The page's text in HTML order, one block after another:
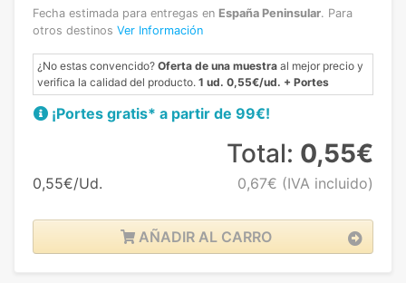
Fecha estimada para entregas en España Peninsular. Para
otros destinos Ver Información
¿No estas convencido? Oferta de una muestra al mejor precio y
verifica la calidad del producto. 1 ud. 0,55€/ud. + Portes
¡Portes gratis* a partir de 99€!
0,55€/Ud.
Total: 0,55€
0,67€ (IVA incluido)
AÑADIR AL CARRO